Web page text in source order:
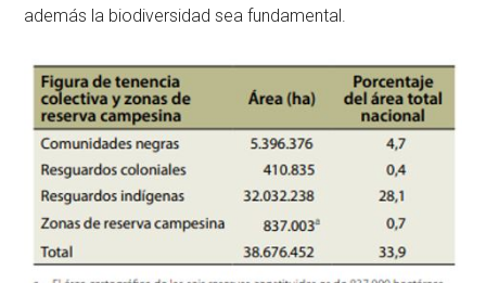
además la biodiversidad sea fundamental.